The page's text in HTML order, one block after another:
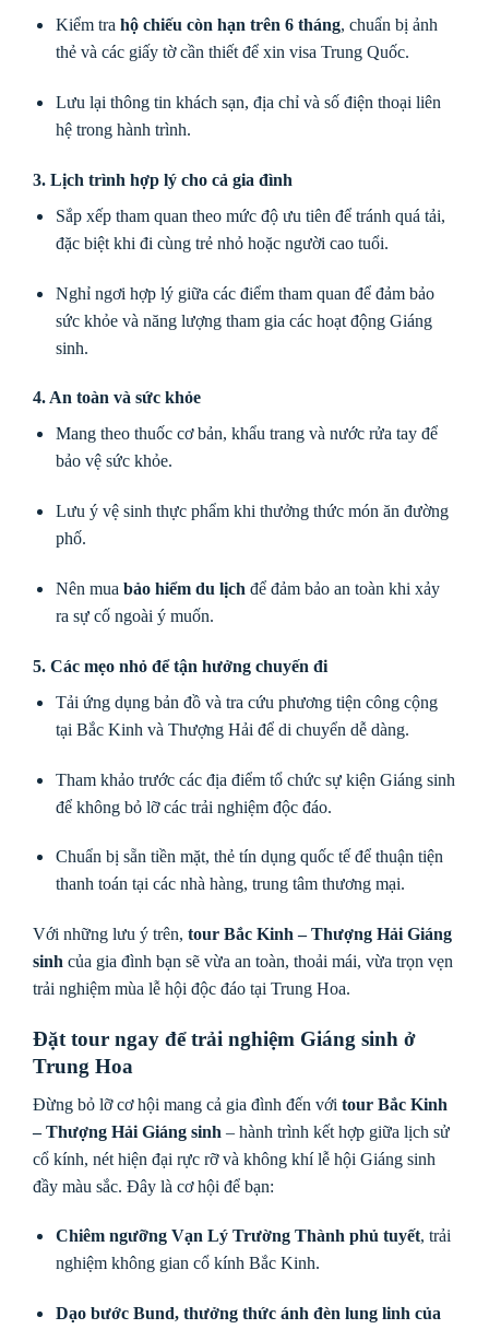
Kiểm tra hộ chiếu còn hạn trên 6 tháng, chuẩn bị ảnh
thẻ và các giấy tờ cần thiết để xin visa Trung Quốc.
Lưu lại thông tin khách sạn, địa chỉ và số điện thoại liên
hệ trong hành trình.
3. Lịch trình hợp lý cho cả gia đình
Sắp xếp tham quan theo mức độ ưu tiên để tránh quá tải,
đặc biệt khi đi cùng trẻ nhỏ hoặc người cao tuổi.
Nghỉ ngơi hợp lý giữa các điểm tham quan để đảm bảo
sức khỏe và năng lượng tham gia các hoạt động Giáng
sinh.
4. An toàn và sức khỏe
Mang theo thuốc cơ bản, khẩu trang và nước rửa tay để
bảo vệ sức khỏe.
Lưu ý vệ sinh thực phẩm khi thưởng thức món ăn đường
phố.
Nên mua bảo hiểm du lịch để đảm bảo an toàn khi xảy
ra sự cố ngoài ý muốn.
5. Các mẹo nhỏ để tận hưởng chuyến đi
Tải ứng dụng bản đồ và tra cứu phương tiện công cộng
tại Bắc Kinh và Thượng Hải để di chuyển dễ dàng.
Tham khảo trước các địa điểm tổ chức sự kiện Giáng sinh
để không bỏ lỡ các trải nghiệm độc đáo.
Chuẩn bị sẵn tiền mặt, thẻ tín dụng quốc tế để thuận tiện
thanh toán tại các nhà hàng, trung tâm thương mại.
Với những lưu ý trên, tour Bắc Kinh – Thượng Hải Giáng
sinh của gia đình bạn sẽ vừa an toàn, thoải mái, vừa trọn vẹn
trải nghiệm mùa lễ hội độc đáo tại Trung Hoa.
Đặt tour ngay để trải nghiệm Giáng sinh ở
Trung Hoa
Đừng bỏ lỡ cơ hội mang cả gia đình đến với tour Bắc Kinh
– Thượng Hải Giáng sinh – hành trình kết hợp giữa lịch sử
cổ kính, nét hiện đại rực rỡ và không khí lễ hội Giáng sinh
đầy màu sắc. Đây là cơ hội để bạn:
Chiêm ngưỡng Vạn Lý Trường Thành phủ tuyết, trải
nghiệm không gian cổ kính Bắc Kinh.
Dạo bước Bund, thưởng thức ánh đèn lung linh của